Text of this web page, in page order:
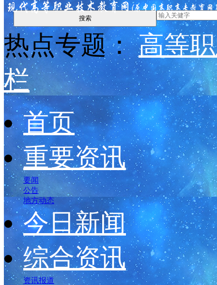
搜索
热点专题： 高等
栏
首页
重要资讯
要闻
公告
地方动态
今日新闻
综合资讯
资讯报道